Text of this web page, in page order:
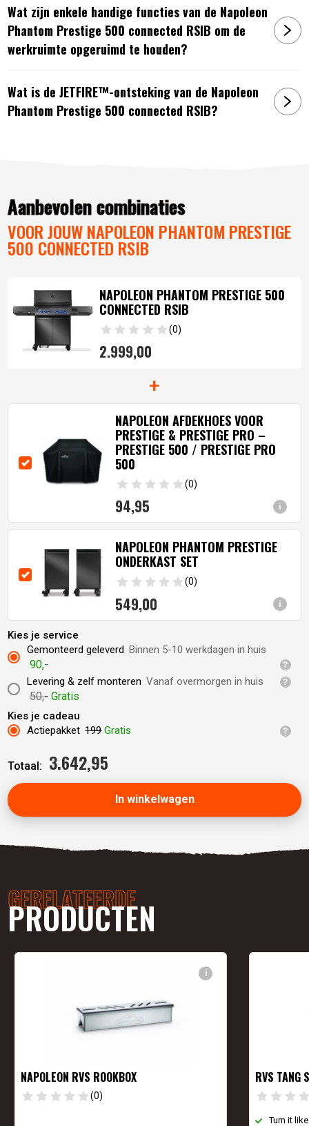
feesten of bijgerechten. Ideaal als je meerdere gangen
tegelijk wilt bereiden.
Met industriële zwenkwielen met vergrendeling
JETFIRE™-ontsteking: Ontsteek de branders met één
druk op de knop. Zonder batterijen, met een directe
Wat zijn enkele handige functies van de Napoleon
Phantom Prestige 500 connected RSIB om de
werkruimte opgeruimd te houden?
Wat is de JETFIRE™-ontsteking van de Napoleon
Phantom Prestige 500 connected RSIB?
Aanbevolen combinaties
VOOR JOUW NAPOLEON PHANTOM PRESTIGE
500 CONNECTED RSIB
NAPOLEON PHANTOM PRESTIGE 500
CONNECTED RSIB
(0)
2.999,00
+
i
NAPOLEON AFDEKHOES VOOR
PRESTIGE & PRESTIGE PRO –
PRESTIGE 500 / PRESTIGE PRO
500
(0)
94,95
i
NAPOLEON PHANTOM PRESTIGE
ONDERKAST SET
(0)
549,00
Kies je service
Gemonteerd geleverd Binnen 5-10 werkdagen in huis
90,-
Levering & zelf monteren Vanaf overmorgen in huis
50,- Gratis
Kies je cadeau
Actiepakket 199Gratis
Totaal: 3.642,95
In winkelwagen
GERELATEERDE
PRODUCTEN
i
NAPOLEON RVS ROOKBOX
(0)
RVS TANG
Turn it